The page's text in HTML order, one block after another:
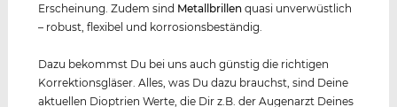
Erscheinung. Zudem sind Metall brillen quasi unverwüstlich
– robust, flexibel und korrosionsbeständig.
Dazu bekommst Du bei uns auch günstig die richtigen
Korrektionsgläser. Alles, was Du dazu brauchst, sind Deine
aktuellen Dioptrien Werte, die Dir z.B. der Augenarzt Deines